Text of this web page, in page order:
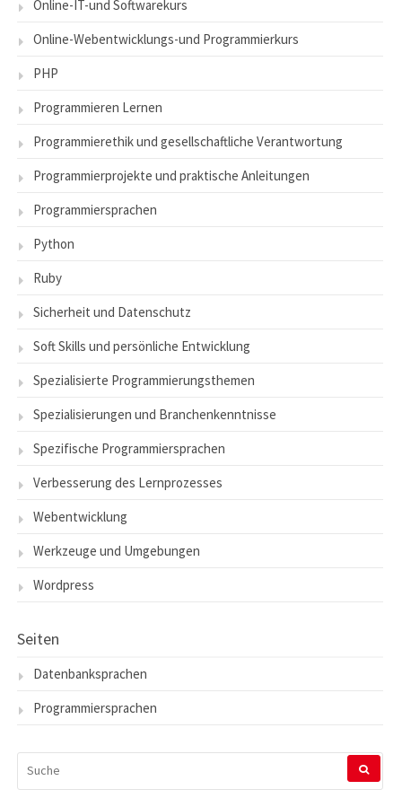
Online-IT-und Softwarekurs
Online-Webentwicklungs-und Programmierkurs
PHP
Programmieren Lernen
Programmierethik und gesellschaftliche Verantwortung
Programmierprojekte und praktische Anleitungen
Programmiersprachen
Python
Ruby
Sicherheit und Datenschutz
Soft Skills und persönliche Entwicklung
Spezialisierte Programmierungsthemen
Spezialisierungen und Branchenkenntnisse
Spezifische Programmiersprachen
Verbesserung des Lernprozesses
Webentwicklung
Werkzeuge und Umgebungen
Wordpress
Seiten
Datenbanksprachen
Programmiersprachen
NACH: